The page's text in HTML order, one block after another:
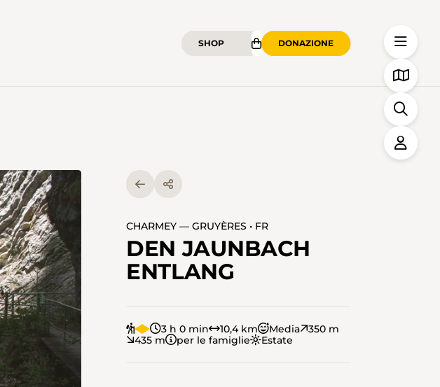
SHOP DONAZIONE
CHARMEY — GRUYÈRES • FR
DEN JAUNBACH
ENTLANG
3 h 0 min 10,4 km Media
350 m
435 m
per le famiglie Estate